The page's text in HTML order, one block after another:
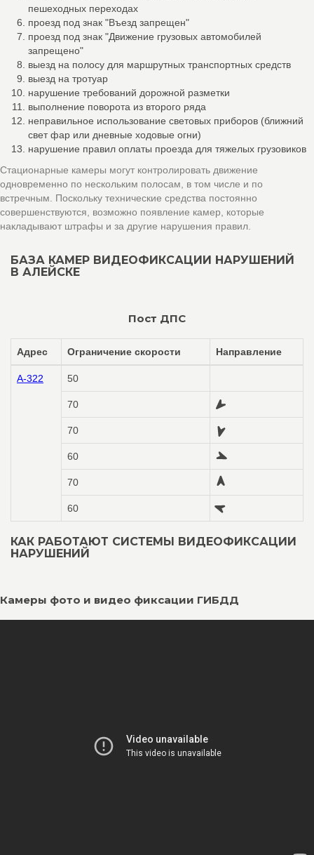
пешеходных переходах
проезд под знак "Въезд запрещен"
проезд под знак "Движение грузовых автомобилей
запрещено"
выезд на полосу для маршрутных транспортных средств
выезд на тротуар
нарушение требований дорожной разметки
выполнение поворота из второго ряда
неправильное использование световых приборов (ближний
свет фар или дневные ходовые огни)
нарушение правил оплаты проезда для тяжелых грузовиков
Стационарные камеры могут контролировать движение
одновременно по нескольким полосам, в том числе и по
встречным. Поскольку технические средства постоянно
совершенствуются, возможно появление камер, которые
накладывают штрафы и за другие нарушения правил.
БАЗА КАМЕР ВИДЕОФИКСАЦИИ НАРУШЕНИЙ
В АЛЕЙСКЕ
Пост ДПС
Адрес Ограничение скорости Направление
А-322 50
70
70
60
70
60
КАК РАБОТАЮТ СИСТЕМЫ ВИДЕОФИКСАЦИИ
НАРУШЕНИЙ
Камеры фото и видео фиксации ГИБДД